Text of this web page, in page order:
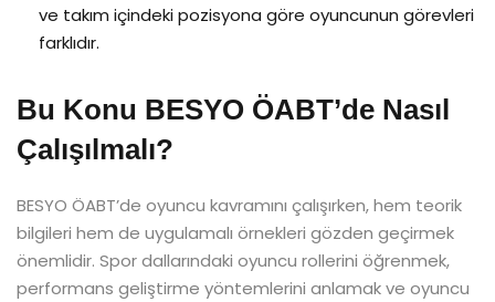
ve takım içindeki pozisyona göre oyuncunun görevleri
farklıdır.
Bu Konu BESYO ÖABT’de Nasıl
Çalışılmalı?
BESYO ÖABT’de oyuncu kavramını çalışırken, hem teorik
bilgileri hem de uygulamalı örnekleri gözden geçirmek
önemlidir. Spor dallarındaki oyuncu rollerini öğrenmek,
performans geliştirme yöntemlerini anlamak ve oyuncu